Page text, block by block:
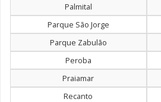
Palmital
Parque São Jorge
Parque Zabulão
Peroba
Praiamar
Recanto